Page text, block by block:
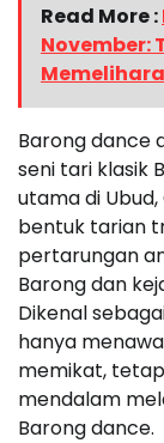
Read More :
November:
Barong dance
seni tari klasik
utama di
bentuk tarian
pertarungan
Barong dan
Dikenal
hanya
memikat,
mendalam
Barong dance.